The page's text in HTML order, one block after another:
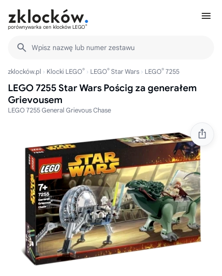
porównywarka cen klocków LEGO®
Wpisz nazwę lub numer zestawu
zklocków.pl Klocki LEGO® LEGO® Star Wars LEGO® 7255
LEGO 7255 Star Wars Pościg za generałem
Grievousem
LEGO 7255 General Grievous Chase